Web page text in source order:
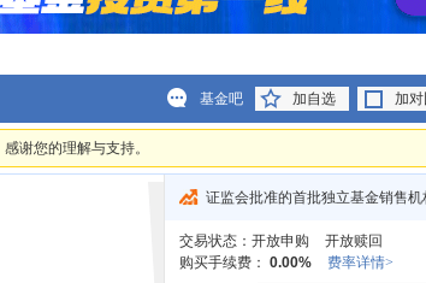
基金吧 加自选 加对
谢您的理解与支持。
证监会批准的首批独立基金销售机
交易状态： 开放申购
开放赎回
购买手续费： 0.00% 费率详情>